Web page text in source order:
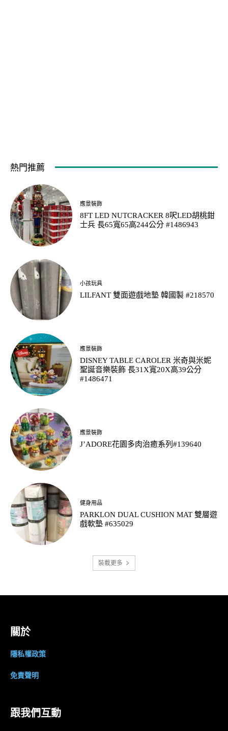
熱門推薦
應景裝飾
8FT LED NUTCRACKER 8呎LED胡桃鉗
士兵 長65寬65高244公分 #1486943
小孩玩具
LILFANT 雙面遊戲地墊 韓國製 #218570
應景裝飾
DISNEY TABLE CAROLER 米奇與米妮
聖誕音樂裝飾 長31X寬20X高39公分
#1486471
應景裝飾
J’ADORE花園多肉治癒系列#139640
健身用品
PARKLON DUAL CUSHION MAT 雙層遊
戲軟墊 #635029
裝載更多
關於
隱私權政策
免責聲明
跟我們互動